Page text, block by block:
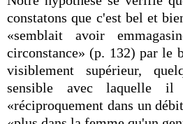
constatons que c'est bel et
«semblait avoir
circonstance» (p. 132) par le
visiblement supérieur,
sensible avec laquelle
«réciproquement dans un